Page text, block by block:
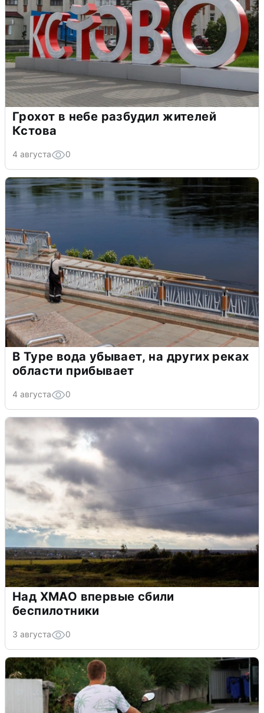
Грохот в небе разбудил жителей
Кстова
4 августа 0
В Туре вода убывает, на других реках
области прибывает
4 августа 0
Над ХМАО впервые сбили
беспилотники
3 августа 0